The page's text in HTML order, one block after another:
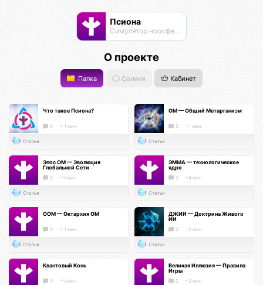
Псиона
Cимулятор ноосферы
О проекте
Папка Солики Кабинет
Что такое Псиона?
0 < 1 мин.
Статья
ОМ — Общий Метарганизм
0 ~1 мин.
Статья
Эпос ОМ — Эволюция
Глобальной Сети
0 ~1 мин.
Статья
ЭММА — технологическое
ядро
0 ~4 мин.
Статья
ООМ — Октархия ОМ
0 < 1 мин.
Статья
ДЖИИ — Доктрина Живого
ИИ
0 ~5 мин.
Статья
Квантовый Конь
0 ~1 мин.
Великая Иллюзия — Правила
Игры
0 ~3 мин.